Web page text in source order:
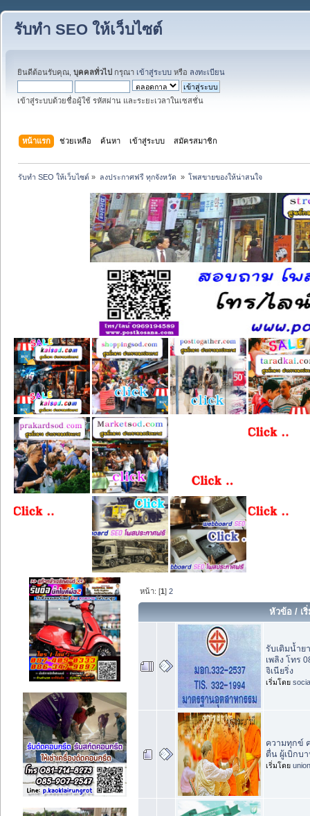
รับทำ SEO ให้เว็บไซต์
ยินดีต้อนรับคุณ, บุคคลทั่วไป กรุณา เข้าสู่ระบบ หรือ ลงทะเบียน
เข้าสู่ระบบด้วยชื่อผู้ใช้ รหัสผ่าน และระยะเวลาในเซสชั่น
หน้าแรก ช่วยเหลือ ค้นหา เข้าสู่ระบบ สมัครสมาชิก
รับทำ SEO ให้เว็บไซต์ » ลงประกาศฟรี ทุกจังหวัด » โพสขายของให้น่าสนใจ
หน้า: [1]2
หัวข้อ / เ
รับเติมน้ำย
เพลิง โทร
จิเนียริ่ง
เริ่มโดย
ความทุกข์
ตื่น ผู้เบิกบ
เริ่มโดย